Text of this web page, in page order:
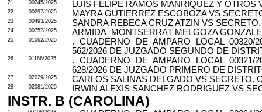
21 00245/2025 LUIS FELIPE RAMOS MANRIQUEZ Y OTROS
22 00297/2025 MAYRA GUTIERREZ ESCOBOZA VS
23 00493/2025 SANDRA REBECA CRUZ ATZIN VS
24 00757/2025 ARMIDA MONTSERRAT MELGOZA
25 01062/2025
. CUADERNO DE AMPARO LOCAL 00320/
562/2026 DE JUZGADO SEGUNDO DE
26 01166/2025
. CUADERNO DE AMPARO LOCAL 00321/
628/2026 DE JUZGADO PRIMERO DE
27 02029/2025 CARLOS SALINAS DELGADO VS SECRETO.
28 02081/2025 IRWIN ALEXIS SANCHEZ RODRIGUEZ VS
INSTR. B (CAROLINA)